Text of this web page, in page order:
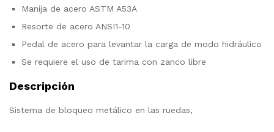
Manija de acero ASTM A53A
Resorte de acero ANSI1-10
Pedal de acero para levantar la carga de modo hidráulico
Se requiere el uso de tarima con zanco libre
Descripción
Sistema de bloqueo metálico en las ruedas,